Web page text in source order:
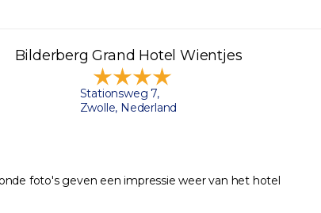
Bilderberg Grand Hotel Wientjes
Stationsweg 7,
Zwolle, Nederland
foto's geven een impressie weer van het hotel